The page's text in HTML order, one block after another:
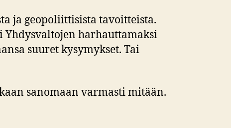
ja geopoliittisista tavoitteista.
harhauttamaksi
suuret kysymykset. Tai
sanomaan varmasti mitään.